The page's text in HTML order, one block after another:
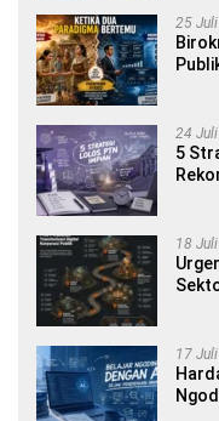
25
24
5
18
17